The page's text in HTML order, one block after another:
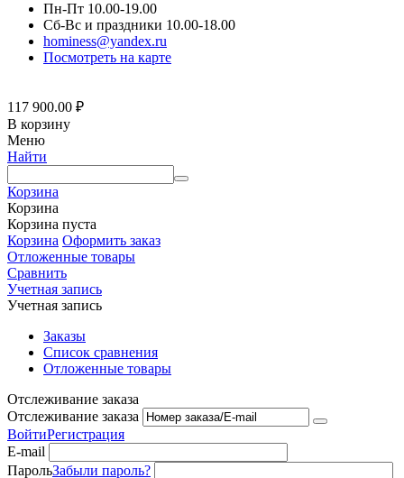
Пн-Пт 10.00-19.00
Сб-Вс и праздники 10.00-18.00
hominess@yandex.ru
Посмотреть на карте
117 900.00 ₽
В корзину
Меню
Найти
Корзина
Корзина
Корзина пуста
Корзина Оформить заказ
Отложенные товары
Сравнить
Учетная запись
Учетная запись
Заказы
Список сравнения
Отложенные товары
Отслеживание заказа
Отслеживание заказа
ВойтиРегистрация
E-mail
ПарольЗабыли пароль?